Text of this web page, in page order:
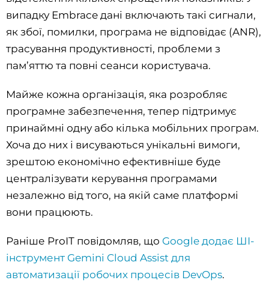
випадку Embrace дані включають такі сигнали,
як збої, помилки, програма не відповідає (ANR),
трасування продуктивності, проблеми з
пам’яттю та повні сеанси користувача.
Майже кожна організація, яка розробляє
програмне забезпечення, тепер підтримує
принаймні одну або кілька мобільних програм.
Хоча до них і висуваються унікальні вимоги,
зрештою економічно ефективніше буде
централізувати керування програмами
незалежно від того, на якій саме платформі
вони працюють.
Раніше ProIT повідомляв, що Google додає ШІ-
інструмент Gemini Cloud Assist для
автоматизації робочих процесів DevOps.